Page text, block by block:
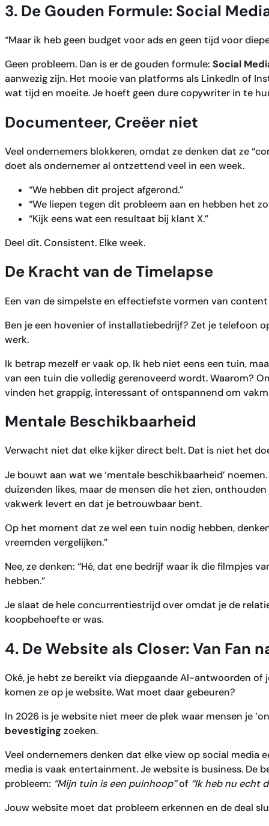
3. De Gouden Formule: Social
“Maar ik heb geen budget voor ads en geen tijd voor
Geen probleem. Dan is er de gouden formule: Social
aanwezig zijn. Het mooie van platforms als LinkedIn of
wat tijd en moeite. Je hoeft geen dure copywriter in te
Documenteer, Creëer niet
Veel ondernemers blokkeren, omdat ze denken dat ze
doet als ondernemer al ontzettend veel in een week.
“We hebben dit project afgerond.”
“We liepen tegen dit probleem aan en hebben het
“Kijk eens wat een resultaat bij klant X.”
Deel dit. Consistent. Elke week.
De Kracht van de Timelapse
Een van de simpelste en effectiefste vormen van content
Ben je een hovenier of installatiebedrijf? Zet je telefoon
werk.
Ik betrap mezelf er vaak op. Ik heb niet eens een tuin,
van een tuin die volledig gerenoveerd wordt. Waarom?
vinden het grappig, interessant of ontspannend om
Mentale Beschikbaarheid
Verwacht niet dat elke kijker direct belt. Dat is niet het
Je bouwt aan wat we ‘mentale beschikbaarheid’
duizenden likes, maar de mensen die het zien,
vakwerk levert en dat je betrouwbaar bent.
Op het moment dat ze wel een tuin nodig hebben,
vreemden vergelijken.”
Nee, ze denken: “Hé, dat ene bedrijf waar ik die filmpjes
hebben.”
Je slaat de hele concurrentiestrijd over omdat je de
koopbehoefte er was.
4. De Website als Closer: Van Fan
Oké, je hebt ze bereikt via diepgaande AI-antwoorden of
komen ze op je website. Wat moet daar gebeuren?
In 2026 is je website niet meer de plek waar mensen je
bevestiging zoeken.
Veel ondernemers denken dat elke view op social media
media is vaak entertainment. Je website is business. De
probleem: “Mijn tuin is een puinhoop”of “Ik heb nu echt
Jouw website moet dat probleem erkennen en de deal